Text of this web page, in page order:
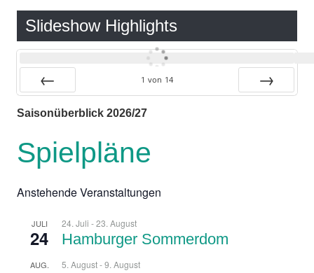
Slideshow Highlights
1 von 14
Saisonüberblick 2026/27
Spielpläne
Anstehende Veranstaltungen
JULI
24
24. Juli -23. August
Hamburger Sommerdom
AUG. 5. August-9. August